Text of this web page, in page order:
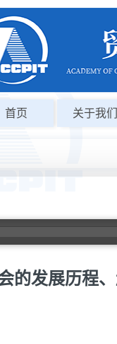
首页 关于我们
的发展历程